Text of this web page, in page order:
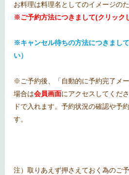
お料理は料理名としてのイメージの
※ご予約方法につきまして(クリック
※キャンセル待ちの方法につきまし
い）
※ご予約後、「自動的に予約完了メ
場合は会員画面にアクセスしてくだ
ドで入れます。予約状況の確認や予
す。
注）取りあえず押さえておく為のご